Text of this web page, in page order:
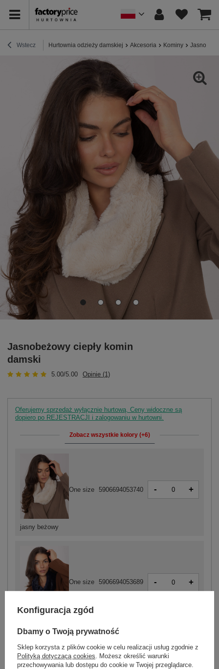
Wstecz Hurtownia odzieży damskiej Akcesoria Kominy
Jasnobeżowy ciepły komin
damski
5.00/5.00 Opinie (1)
Oferujemy sprzedaż wyłącznie hurtową. Ceny widoczne są
dopiero po REJESTRACJI i zalogowaniu w hurtowni.
Zobacz wszystkie kolory (+6)
jasny beżowy
One size 5906694053740 - +
One size 5906694053689 - +
Konfiguracja zgód
Dbamy o Twoją prywatność
Sklep korzysta z plików cookie w celu realizacji usług zgodnie z
Polityką dotyczącą cookies . Możesz określić warunki
przechowywania lub dostępu do cookie w Twojej przeglądarce.